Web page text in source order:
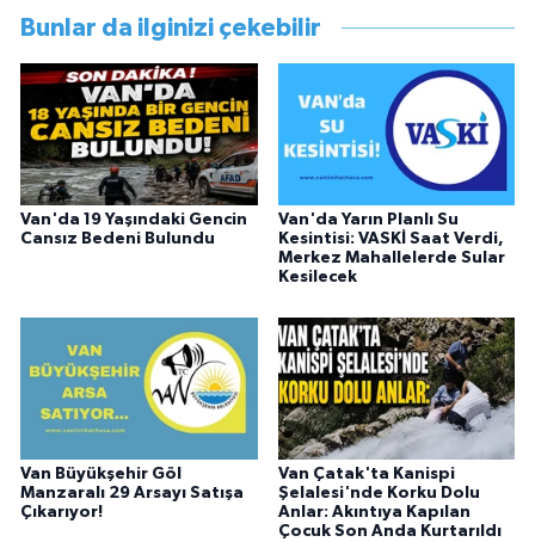
görevini yürütürken istifa edip sosyal medyayı
tercih etmiştir.
Bunlar da ilginizi çekebilir
Van'da 19 Yaşındaki Gencin
Cansız Bedeni Bulundu
Van'da Yarın Planlı Su
Kesintisi: VASKİ Saat Verdi,
Merkez Mahallelerde Sular
Kesilecek
Van Büyükşehir Göl
Manzaralı 29 Arsayı Satışa
Çıkarıyor!
Van Çatak'ta Kanispi
Şelalesi'nde Korku Dolu
Anlar: Akıntıya Kapılan
Çocuk Son Anda Kurtarıldı